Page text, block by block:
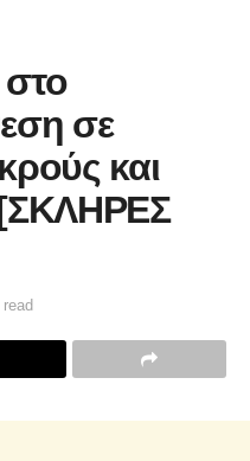
σε
και